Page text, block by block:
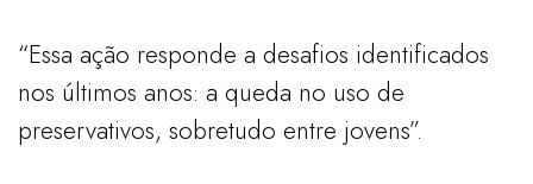
“Essa ação responde a desafios identificados
nos últimos anos: a queda no uso de
preservativos, sobretudo entre jovens”.